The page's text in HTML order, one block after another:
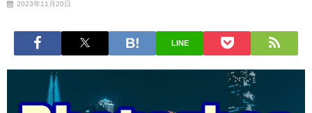
2023年11月20日
LINE